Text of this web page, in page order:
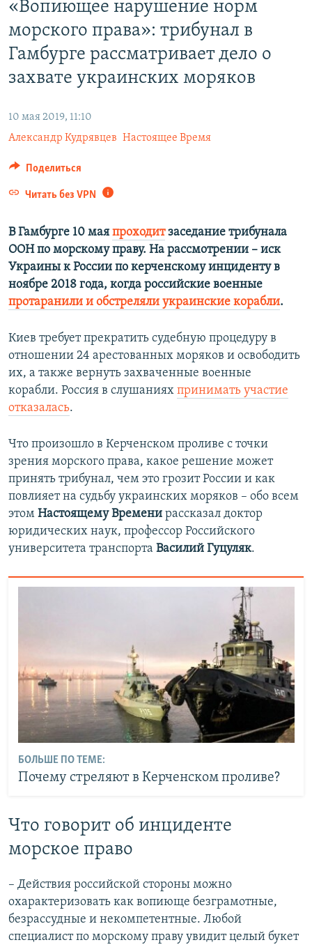
ПОБЕДИТЕЛЕЙ НЕ СУДЯТ?
КРЫМ.НЕПОКОРЕННЫЙ
ELIFBE
УКРАИНСКАЯ ПРОБЛЕМА КРЫМА
ПРИСОЕДИНЯЙТЕСЬ!
«Вопиющее нарушение норм
морского права»: трибунал в
Гамбурге рассматривает дело о
захвате украинских моряков
10 мая 2019, 11:10
Александр Кудрявцев Настоящее Время
Поделиться
Читать без VPN
В Гамбурге 10 мая проходитзаседание трибунала
ООН по морскому праву. На рассмотрении –​ иск
Украины к России по керченскому инциденту в
ноябре 2018 года, когда российские военные
протаранили и обстреляли украинские корабли.
Киев требует прекратить судебную процедуру в
отношении 24 арестованных моряков и освободить
их, а также вернуть захваченные военные
корабли. Россия в слушаниях принимать участие
отказалась.
Что произошло в Керченском проливе с точки
зрения морского права, какое решение может
принять трибунал, чем это грозит России и как
повлияет на судьбу украинских моряков – обо всем
этом Настоящему Времени рассказал доктор
юридических наук, профессор Российского
университета транспорта Василий Гуцуляк.
БОЛЬШЕ ПО ТЕМЕ:
Почему стреляют в Керченском проливе?
Что говорит об инциденте
морское право
– Действия российской стороны можно
охарактеризовать как вопиюще безграмотные,
безрассудные и некомпетентные. Любой
специалист по морскому праву увидит целый букет